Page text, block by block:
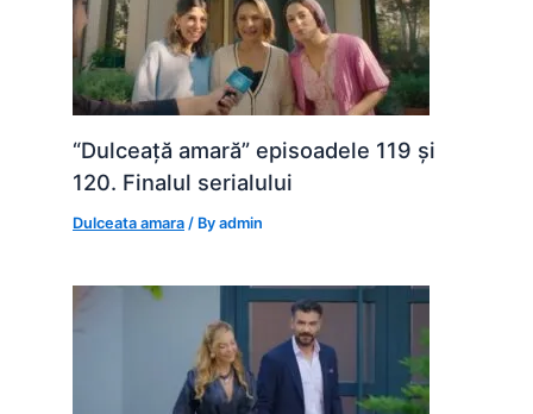
“Dulceață amară” episoadele 119 și
120. Finalul serialului
Dulceata amara / Byadmin